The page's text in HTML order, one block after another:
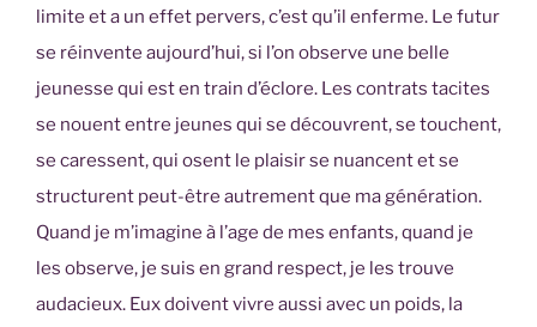
limite et a un effet pervers, c’est qu’il enferme. Le futur
se réinvente aujourd’hui, si l’on observe une belle
jeunesse qui est en train d’éclore. Les contrats tacites
se nouent entre jeunes qui se découvrent, se touchent,
se caressent, qui osent le plaisir se nuancent et se
structurent peut-être autrement que ma génération.
Quand je m’imagine à l’age de mes enfants, quand je
les observe, je suis en grand respect, je les trouve
audacieux. Eux doivent vivre aussi avec un poids, la